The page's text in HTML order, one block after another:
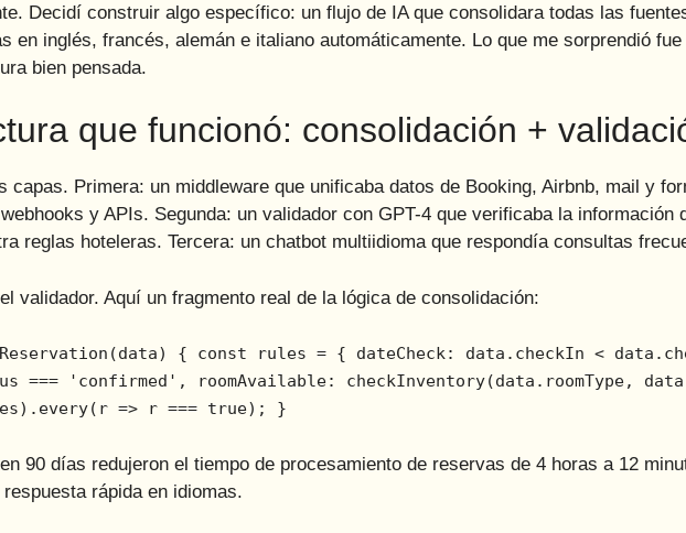
Decidí construir algo específico: un flujo de IA que consolidara todas las
en inglés, francés, alemán e italiano automáticamente. Lo que me sorprendió
bien pensada.
que funcionó: consolidación +
capas. Primera: un middleware que unificaba datos de Booking, Airbnb, mail y
y APIs. Segunda: un validador con GPT-4 que verificaba la
reglas hoteleras. Tercera: un chatbot multiidioma que respondía consultas
validador. Aquí un fragmento real de la lógica de consolidación:
{ const rules = { dateCheck: data.checkIn <
=== 'confirmed', roomAvailable: checkInventory(data.roomType,
=> r === true); }
90 días redujeron el tiempo de procesamiento de reservas de 4 horas a 12
rápida en idiomas.